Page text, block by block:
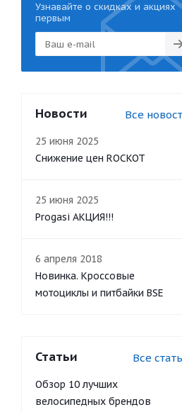
Узнавайте о скидках и акциях
первым
Новости Все
25 июня 2025
Снижение цен ROCKOT
25 июня 2025
Progasi АКЦИЯ!!!
6 апреля 2018
Новинка. Кроссовые
мотоциклы и питбайки BSE
Статьи Все
Обзор 10 лучших
велосипедных брендов